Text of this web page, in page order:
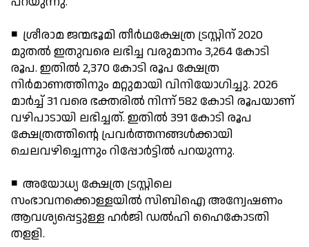
◾ ശ്രീരാമ ജന്മഭൂമി തീര്‍ഥക്ഷേത്ര ട്രസ്റ്റിന് 2020
മുതല്‍ ഇതുവരെ ലഭിച്ച വരുമാനം 3,264 കോടി
രൂപ. ഇതില്‍ 2,370 കോടി രൂപ ക്ഷേത്ര
നിര്‍മാണത്തിനും മറ്റുമായി വിനിയോഗിച്ചു. 2026
മാര്‍ച്ച് 31 വരെ ഭക്തരില്‍ നിന്ന് 582 കോടി രൂപയാണ്
വഴിപാടായി ലഭിച്ചത്. ഇതില്‍ 391 കോടി രൂപ
ക്ഷേത്രത്തിന്റെ പ്രവര്‍ത്തനങ്ങള്‍ക്കായി
ചെലവഴിച്ചെന്നും റിപ്പോര്‍ട്ടില്‍ പറയുന്നു.
◾ അയോധ്യ ക്ഷേത്ര ട്രസ്റ്റിലെ
സംഭാവനക്കൊള്ളയില്‍ സിബിഐ അന്വേഷണം
ആവശ്യപ്പെട്ടുള്ള ഹര്‍ജി ഡല്‍ഹി ഹൈകോടതി
തളളി.